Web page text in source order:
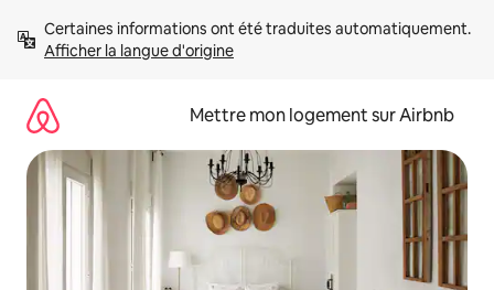
directement
Afficher la langue d'origine
Mettre mon logement sur Airbnb